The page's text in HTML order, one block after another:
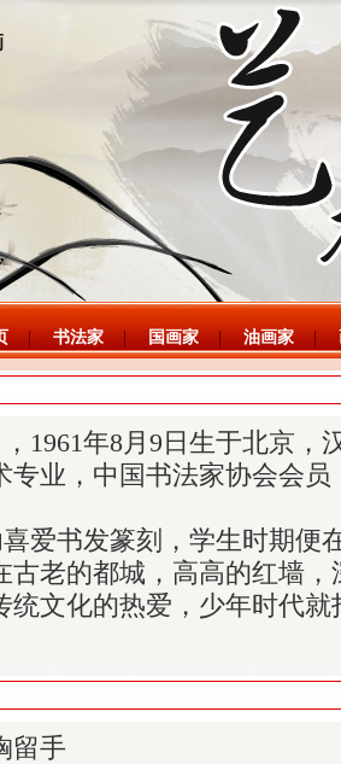
书法家 国画家 油画家
年8月9日生于北京，
专业，中国书法家协会会
书发篆刻，学生时期便
古老的都城，高高的红墙
统文化的热爱，少年时代
留手